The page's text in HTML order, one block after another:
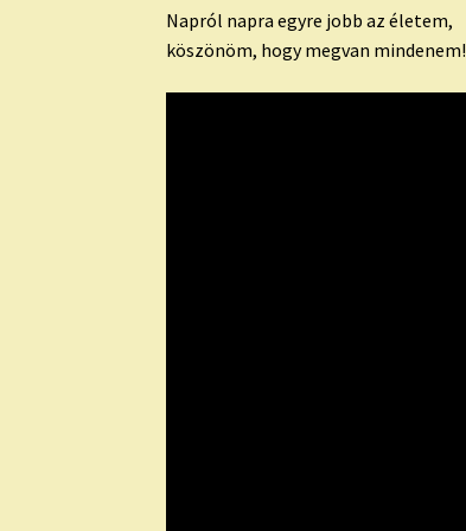
Napról napra egyre jobb az életem,
köszönöm, hogy megvan mindenem!